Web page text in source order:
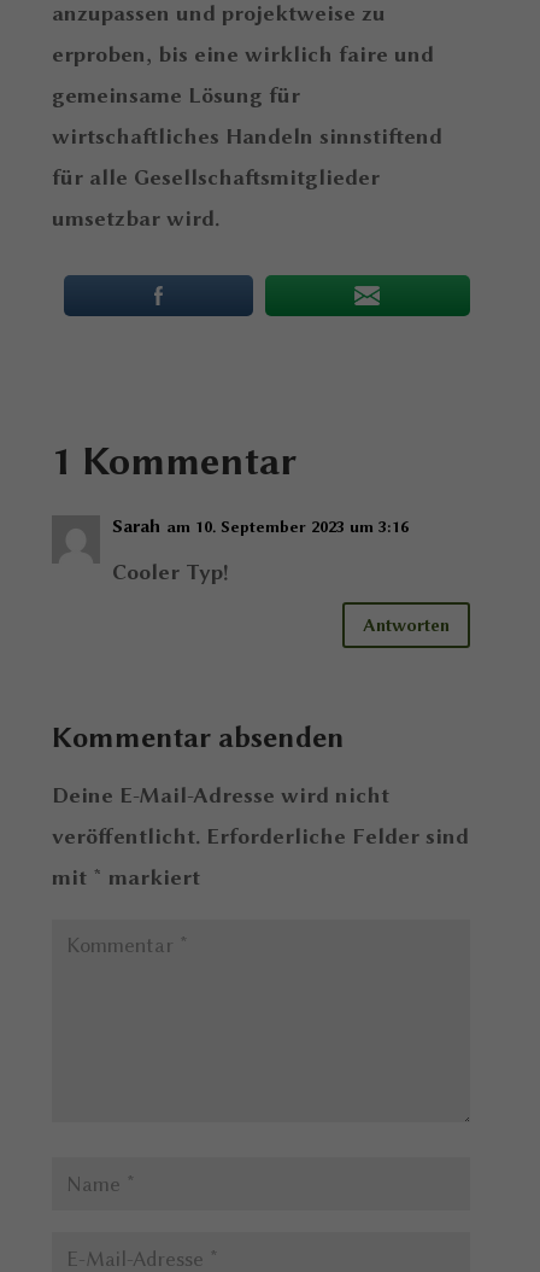
anzupassen und projektweise zu
erproben, bis eine wirklich faire und
gemeinsame Lösung für
wirtschaftliches Handeln sinnstiftend
für alle Gesellschaftsmitglieder
umsetzbar wird.
1 Kommentar
Sarah am 10. September 2023 um 3:16
Cooler Typ!
Antworten
Kommentar absenden
Deine E-Mail-Adresse wird nicht
veröffentlicht. Erforderliche Felder sind
mit * markiert